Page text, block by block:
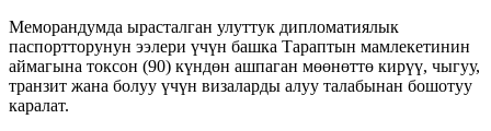
Меморандумда ырасталган улуттук дипломатиялык
паспортторунун ээлери үчүн башка Тараптын мамлекетинин
аймагына токсон (90) күндөн ашпаган мөөнөттө кирүү, чыгуу,
транзит жана болуу үчүн визаларды алуу талабынан бошотуу
каралат.